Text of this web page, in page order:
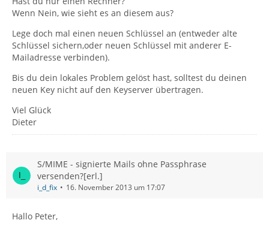
Wenn Nein, wie sieht es an diesem aus?
Lege doch mal einen neuen Schlüssel an (entweder alte
Schlüssel sichern,oder neuen Schlüssel mit anderer E-
Mailadresse verbinden).
Bis du dein lokales Problem gelöst hast, solltest du deinen
neuen Key nicht auf den Keyserver übertragen.
Viel Glück
Dieter
S/MIME - signierte Mails ohne Passphrase
versenden?[erl.]
i_d_fix 16. November 2013 um 17:07
Hallo Peter,